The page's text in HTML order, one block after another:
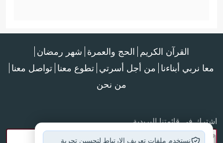
القرآن الكريم الحج والعمرة شهر رمضان
معا نربي أبناءنا من أجل أسرتي تطوع معنا تواصل معنا
من نحن
اشترك في قائمتنا البريدية
نستخدم ملفات تعريف الارتباط لتحسين تجربة